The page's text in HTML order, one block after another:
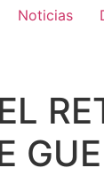
Noticias